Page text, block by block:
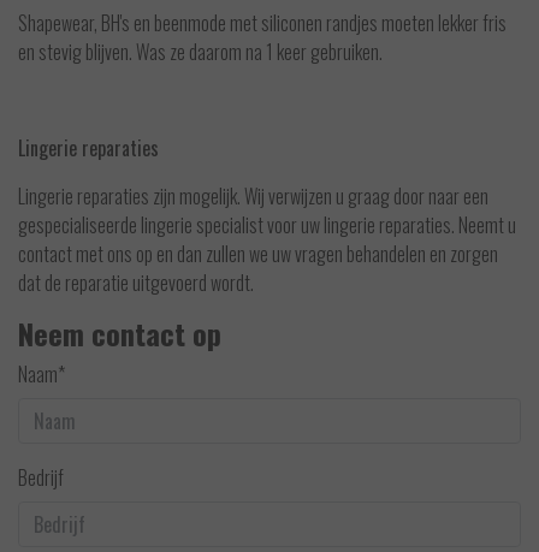
Shapewear, BH's en beenmode met siliconen randjes moeten lekker fris
en stevig blijven. Was ze daarom na 1 keer gebruiken.
Lingerie reparaties
Lingerie reparaties zijn mogelijk. Wij verwijzen u graag door naar een
gespecialiseerde lingerie specialist voor uw lingerie reparaties. Neemt u
contact met ons op en dan zullen we uw vragen behandelen en zorgen
dat de reparatie uitgevoerd wordt.
Neem contact op
Naam*
Bedrijf